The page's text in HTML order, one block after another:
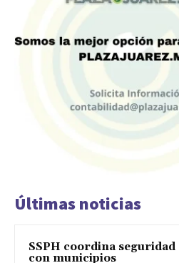
Últimas noticias
SSPH coordina seguridad
con municipios